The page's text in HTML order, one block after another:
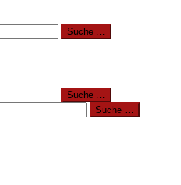
Suche …
Suche …
Suche …